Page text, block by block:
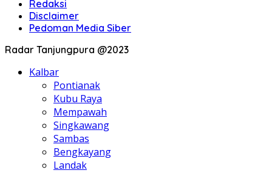
Redaksi
Disclaimer
Pedoman Media Siber
Radar Tanjungpura @2023
Kalbar
Pontianak
Kubu Raya
Mempawah
Singkawang
Sambas
Bengkayang
Landak